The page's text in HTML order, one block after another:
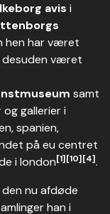
avis i
hen har været
desuden været
samt
gallerier i
spanien,
på eu centret
i london[1][10][4].
nu afdøde
han i